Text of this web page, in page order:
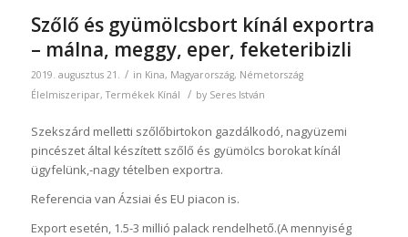
Szőlő és gyümölcsbort kínál exportra
– málna, meggy, eper, feketeribizli
2019. augusztus 21. / in Kina, Magyarország, Németország
Élelmiszeripar,Termékek Kínál / by Seres István
Szekszárd melletti szőlőbirtokon gazdálkodó, nagyüzemi
pincészet által készített szőlő és gyümölcs borokat kínál
ügyfelünk,-nagy tételben exportra.
Referencia van Ázsiai és EU piacon is.
Export esetén, 1.5-3 millió palack rendelhető.(A mennyiség